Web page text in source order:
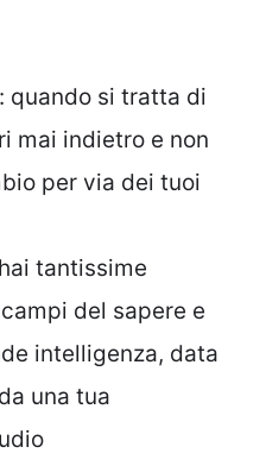
: quando si tratta di
mai indietro e non
per via dei tuoi
tantissime
del sapere e
intelligenza, data
una tua